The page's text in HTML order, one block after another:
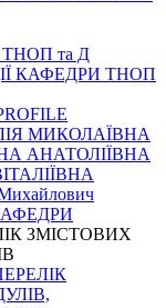
ТНОП та Д
КАФЕДРИ ТНОП
МИКОЛАЇВНА
АНАТОЛІЇВНА
ЗМІСТОВИХ